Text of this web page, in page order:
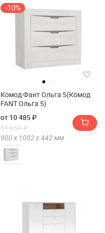
-10%
Комод Фант Ольга 5(Комод
FANT Ольга 5)
от 10 485 ₽
11 650 ₽
900 х 1002 х442 мм